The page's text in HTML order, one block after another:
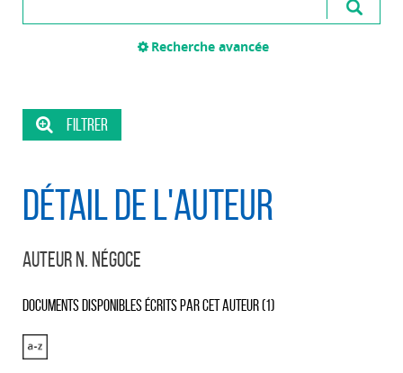
Recherche avancée
Détail de l'auteur
Auteur N. Négoce
Documents disponibles écrits par cet auteur (1)